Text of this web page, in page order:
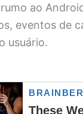
ao
eventos de
usuário.